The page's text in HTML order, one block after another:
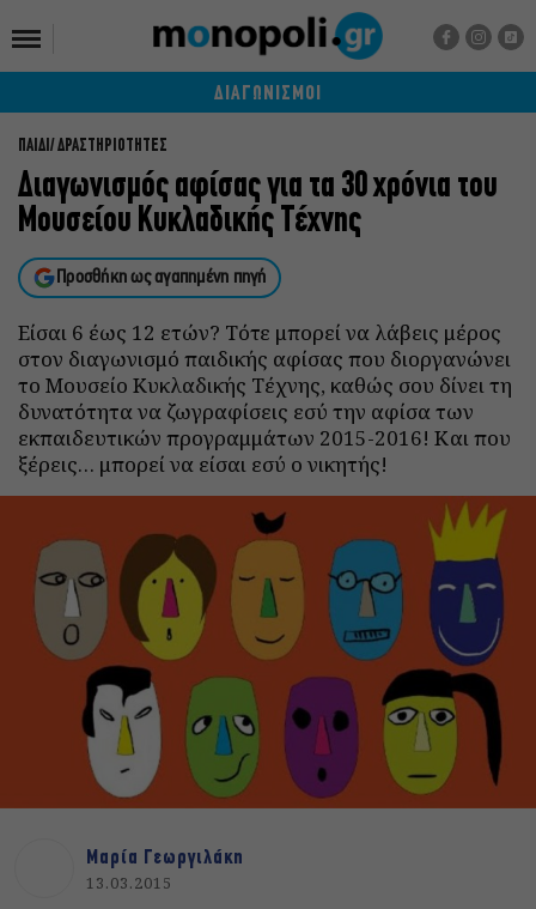
ΔΙΑΓΩΝΙΣΜΟΙ
ΠΑΙΔΙ ΔΡΑΣΤΗΡΙΟΤΗΤΕΣ
Διαγωνισμός αφίσας για τα 30 χρόνια του
Μουσείου Κυκλαδικής Τέχνης
Προσθήκη ως αγαπημένη πηγή
Είσαι 6 έως 12 ετών? Τότε μπορεί να λάβεις μέρος
στον διαγωνισμό παιδικής αφίσας που διοργανώνει
το Μουσείο Κυκλαδικής Τέχνης, καθώς σου δίνει τη
δυνατότητα να ζωγραφίσεις εσύ την αφίσα των
εκπαιδευτικών προγραμμάτων 2015-2016! Και που
ξέρεις… μπορεί να είσαι εσύ ο νικητής!
Μαρία Γεωργιλάκη
13.03.2015